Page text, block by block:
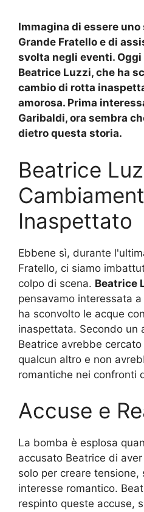
Immagina di essere
Grande Fratello e di
svolta negli eventi.
Beatrice Luzzi, che ha
cambio di rotta
amorosa. Prima
Garibaldi, ora sembra
dietro questa storia.
Beatrice
Inaspettato
Ebbene sì, durante
Fratello, ci siamo
colpo di scena. Beatrice
pensavamo interessata
ha sconvolto le acque
inaspettata. Secondo un
Beatrice avrebbe
qualcun altro e non
romantiche nei confronti
Accuse e
La bomba è esplosa
accusato Beatrice di
solo per creare tensione,
interesse romantico.
respinto queste accuse,